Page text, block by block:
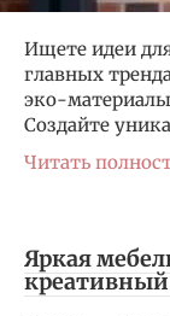
Ищете идеи
главных
эко-
Создайте
Читать
Яркая